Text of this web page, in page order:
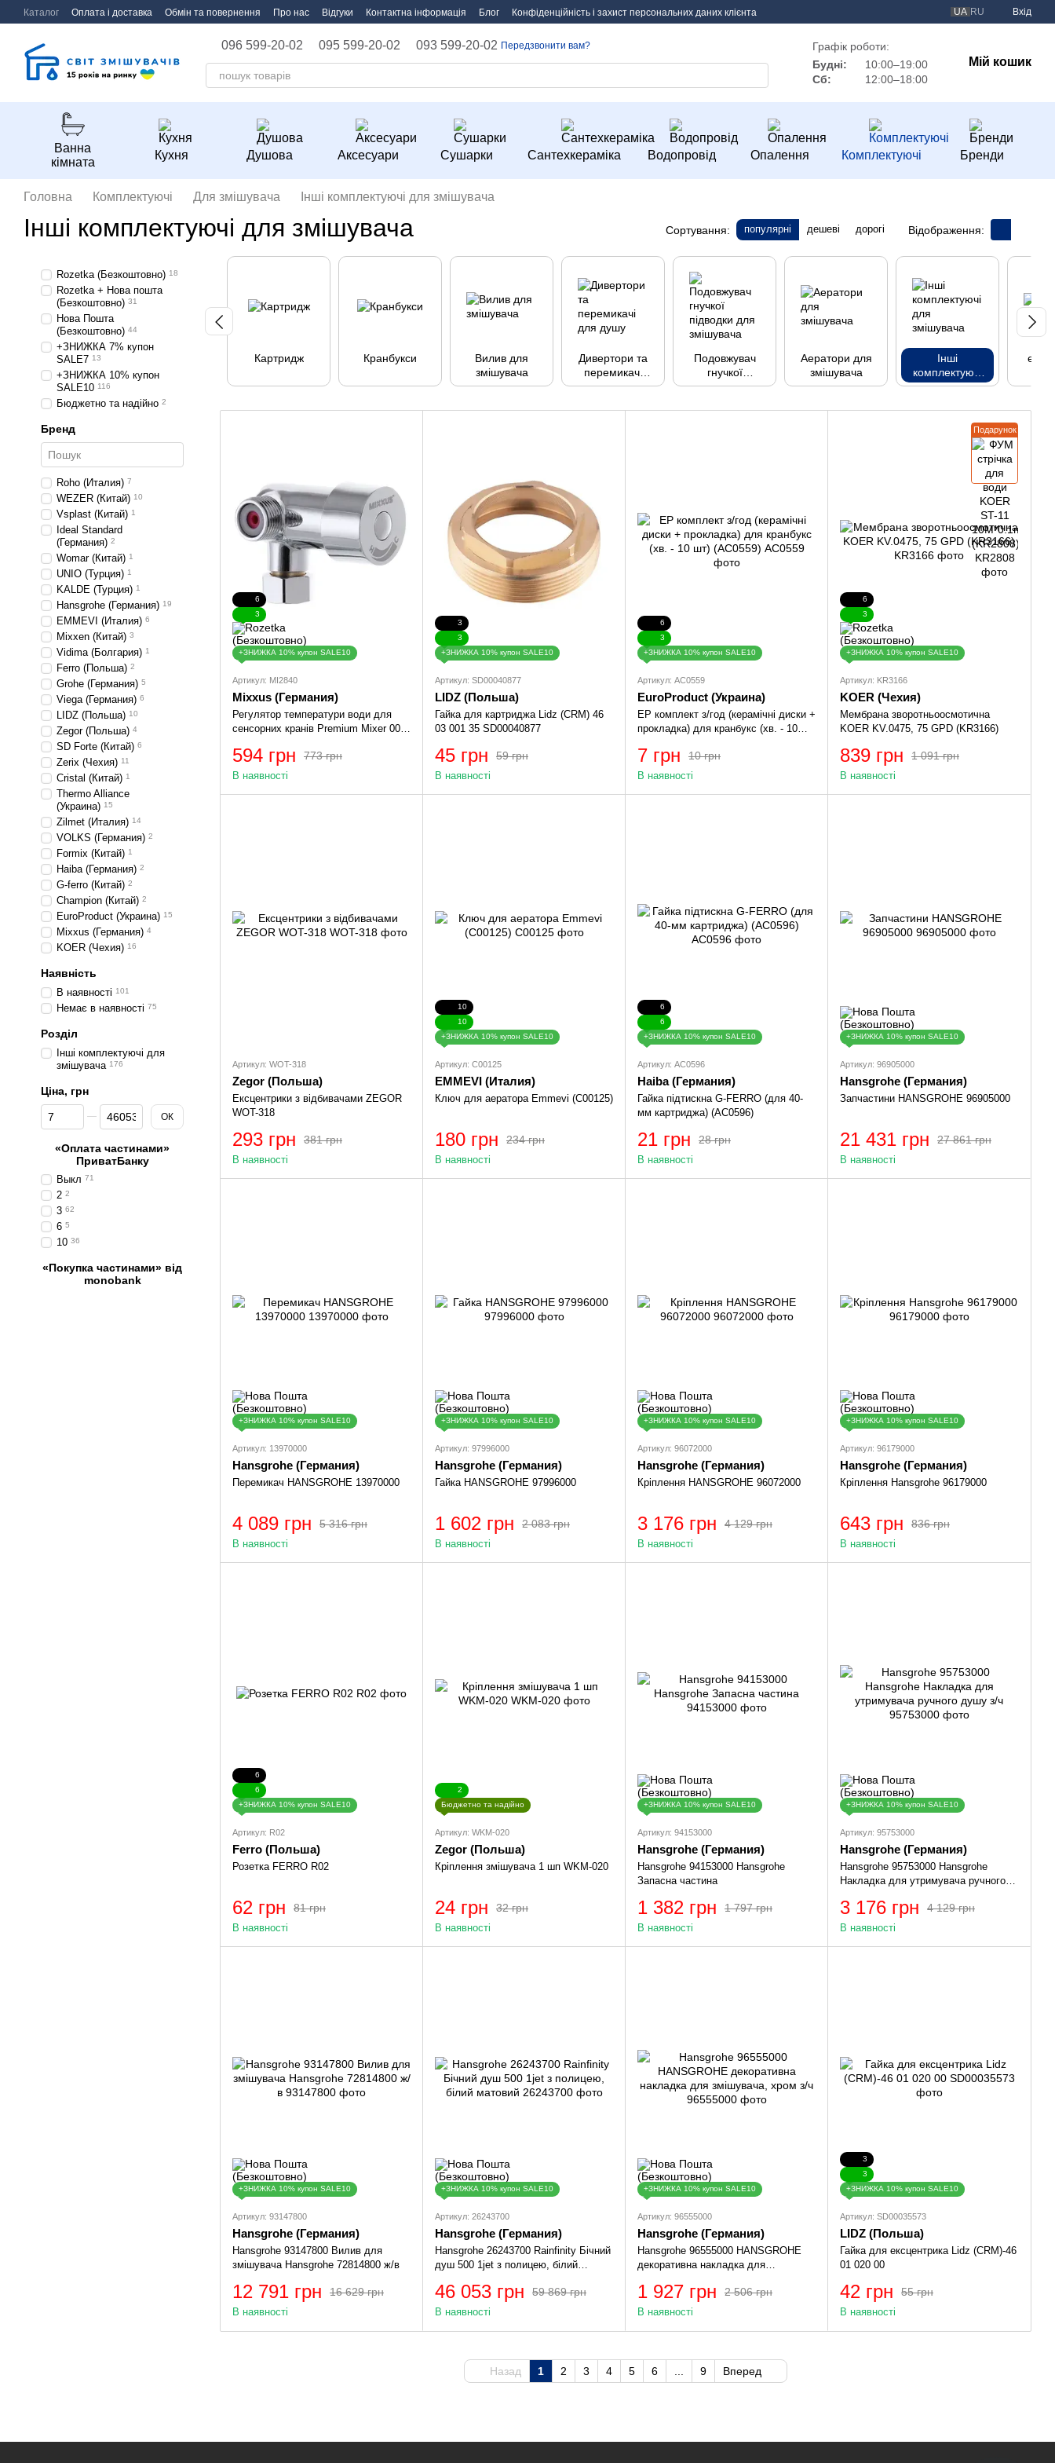
Перейти до основного контенту
Каталог Оплата і доставка Обмін та повернення Про нас Відгуки Контактна інформація Блог Конфіденційність і захист персональних даних клієнта UA RU Вхід
096 599-20-02 095 599-20-02 093 599-20-02 Передзвонити вам?
Графік роботи:
Будні:
10:00–19:00
Сб:
12:00–18:00
Мій кошик
Ванна
кімната
Кухня Душова Аксесуари Сушарки Сантехкераміка Водопровід Опалення Комплектуючі Бренди
Головна Комплектуючі Для змішувача Інші комплектуючі для змішувача
Інші комплектуючі для змішувача Сортування: популярні дешеві дорогі Відображення:
Картридж Кранбукси
Вилив для
змішувача
Дивертори та
перемикачі
для душу
Подовжувач
гнучкої
підводки для
Аератори для
змішувача
Інші
комплектуючі
для змішувача
6
3
+ЗНИЖКА 10% купон SALE10
Артикул: MI2840
Mixxus (Германия)
Регулятор температури води для
сенсорних кранів Premium Mixer 001
773 грн
594 грн
В наявності
3
3
+ЗНИЖКА 10% купон SALE10
Артикул: SD00040877
LIDZ (Польша)
Гайка для картриджа Lidz (CRM) 46
03 001 35 SD00040877
59 грн
45 грн
В наявності
6
3
+ЗНИЖКА 10% купон SALE10
Артикул: AC0559
EuroProduct (Украина)
EP комплект з/год (керамічні диски +
прокладка) для кранбукс (хв. - 10
10 грн
7 грн
В наявності
Подарунок
6
3
+ЗНИЖКА 10% купон SALE10
Артикул: KR3166
KOER (Чехия)
Мембрана зворотньоосмотична
KOER KV.0475, 75 GPD (KR3166)
1 091 грн
839 грн
В наявності
Артикул: WOT-318
Zegor (Польша)
Ексцентрики з відбивачами ZEGOR
WOT-318
381 грн
293 грн
В наявності
10
10
+ЗНИЖКА 10% купон SALE10
Артикул: C00125
EMMEVI (Италия)
Ключ для аератора Emmevi (C00125)
234 грн
180 грн
В наявності
6
6
+ЗНИЖКА 10% купон SALE10
Артикул: AC0596
Haiba (Германия)
Гайка підтискна G-FERRO (для 40-
мм картриджа) (AC0596)
28 грн
21 грн
В наявності
+ЗНИЖКА 10% купон SALE10
Артикул: 96905000
Hansgrohe (Германия)
Запчастини HANSGROHE 96905000
27 861 грн
21 431 грн
В наявності
+ЗНИЖКА 10% купон SALE10
Артикул: 13970000
Hansgrohe (Германия)
Перемикач HANSGROHE 13970000
5 316 грн
4 089 грн
В наявності
+ЗНИЖКА 10% купон SALE10
Артикул: 97996000
Hansgrohe (Германия)
Гайка HANSGROHE 97996000
2 083 грн
1 602 грн
В наявності
+ЗНИЖКА 10% купон SALE10
Артикул: 96072000
Hansgrohe (Германия)
Кріплення HANSGROHE 96072000
4 129 грн
3 176 грн
В наявності
+ЗНИЖКА 10% купон SALE10
Артикул: 96179000
Hansgrohe (Германия)
Кріплення Hansgrohe 96179000
836 грн
643 грн
В наявності
6
6
+ЗНИЖКА 10% купон SALE10
Артикул: R02
Ferro (Польша)
Розетка FERRO R02
81 грн
62 грн
В наявності
2
Бюджетно та надійно
Артикул: WKM-020
Zegor (Польша)
Кріплення змішувача 1 шп WKM-020
32 грн
24 грн
В наявності
+ЗНИЖКА 10% купон SALE10
Артикул: 94153000
Hansgrohe (Германия)
Hansgrohe 94153000 Hansgrohe
Запасна частина
1 797 грн
1 382 грн
В наявності
+ЗНИЖКА 10% купон SALE10
Артикул: 95753000
Hansgrohe (Германия)
Hansgrohe 95753000 Hansgrohe
Накладка для утримувача ручного
4 129 грн
3 176 грн
В наявності
+ЗНИЖКА 10% купон SALE10
Артикул: 93147800
Hansgrohe (Германия)
Hansgrohe 93147800 Вилив для
змішувача Hansgrohe 72814800 ж/в
16 629 грн
12 791 грн
В наявності
+ЗНИЖКА 10% купон SALE10
Артикул: 26243700
Hansgrohe (Германия)
Hansgrohe 26243700 Rainfinity Бічний
душ 500 1jet з полицею, білий
59 869 грн
46 053 грн
В наявності
+ЗНИЖКА 10% купон SALE10
Артикул: 96555000
Hansgrohe (Германия)
Hansgrohe 96555000 HANSGROHE
декоративна накладка для
2 506 грн
1 927 грн
В наявності
3
3
+ЗНИЖКА 10% купон SALE10
Артикул: SD00035573
LIDZ (Польша)
Гайка для ексцентрика Lidz (CRM)-46
01 020 00
55 грн
42 грн
В наявності
Назад 1 2 3 4 5 6 ... 9 Вперед
Rozetka (Безкоштовно) 18
Rozetka + Нова пошта
(Безкоштовно) 31
Нова Пошта
(Безкоштовно) 44
+ЗНИЖКА 7% купон
SALE7 13
+ЗНИЖКА 10% купон
SALE10 116
Бюджетно та надійно 2
Бренд
Roho (Италия) 7
WEZER (Китай) 10
Vsplast (Китай) 1
Ideal Standard
(Германия) 2
Womar (Китай) 1
UNIO (Турция) 1
KALDE (Турция) 1
Hansgrohe (Германия) 19
EMMEVI (Италия) 6
Mixxen (Китай) 3
Vidima (Болгария) 1
Ferro (Польша) 2
Grohe (Германия) 5
Viega (Германия) 6
LIDZ (Польша) 10
Zegor (Польша) 4
SD Forte (Китай) 6
Zerix (Чехия) 11
Cristal (Китай) 1
Thermo Alliance
(Украина) 15
Zilmet (Италия) 14
VOLKS (Германия) 2
Formix (Китай) 1
Haiba (Германия) 2
G-ferro (Китай) 2
Champion (Китай) 2
EuroProduct (Украина) 15
Mixxus (Германия) 4
KOER (Чехия) 16
Наявність
В наявності 101
Немає в наявності 75
Розділ
Інші комплектуючі для
змішувача 176
Ціна, грн
Від Ціна, грн
До Ціна, грн ОК
«Оплата частинами»
ПриватБанку
Выкл 71
2 2
3 62
6 5
10 36
«Покупка частинами» від
monobank